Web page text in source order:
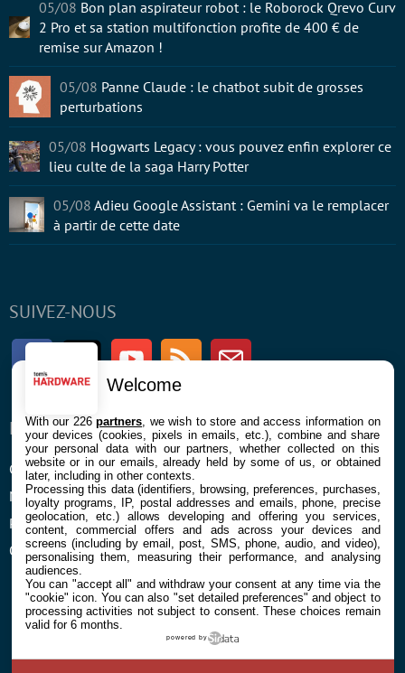
SUIVEZ-NOUS
FacebookTwitter Youtube RSS Newsletter
ENTREPRISE
Confidentialité et Cookies
Mentions légales et CGU
Préférences Cookies
Qui sommes nous
À PROPOS
Contact
05/08 Bon plan aspirateur robot : le Roborock Qrevo Curv
2 Pro et sa station multifonction profite de 400 € de
remise sur Amazon !
05/08 Panne Claude : le chatbot subit de grosses
perturbations
05/08 Hogwarts Legacy : vous pouvez enfin explorer ce
lieu culte de la saga Harry Potter
05/08 Adieu Google Assistant : Gemini va le remplacer
à partir de cette date
Welcome
With our 226partners , we wish to store and access information on
your devices (cookies, pixels in emails, etc.), combine and share
your personal data with our partners, whether collected on this
website or in our emails, already held by some of us, or obtained
later, including in other contexts.
Processing this data (identifiers, browsing, preferences, purchases,
loyalty programs, IP, postal addresses and emails, phone, precise
geolocation, etc.) allows developing and offering you services,
content, commercial offers and ads across your devices and
screens (including by email, post, SMS, phone, audio, and video),
personalising them, measuring their performance, and analysing
audiences.
You can "accept all" and withdraw your consent at any time via the
"cookie" icon. You can also "set detailed preferences" and object to
processing activities not subject to consent. These choices remain
valid for 6 months.
powered by